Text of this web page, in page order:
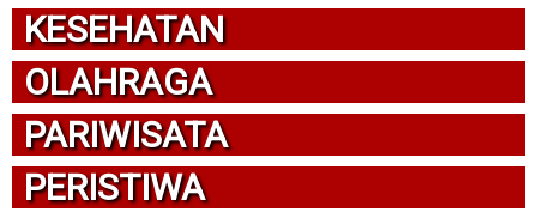
KESEHATAN
OLAHRAGA
PARIWISATA
PERISTIWA